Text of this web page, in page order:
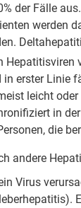
der Fälle
werden
erster Linie
leicht
in
die
andere
Virus